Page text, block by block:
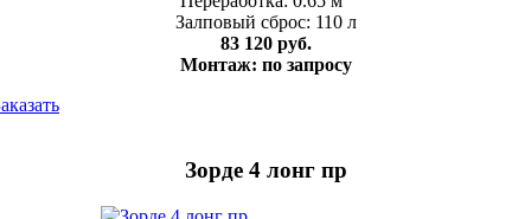
Залповый сброс: 110 л
83 120 руб.
Монтаж: по запросу
Зорде 4 лонг пр